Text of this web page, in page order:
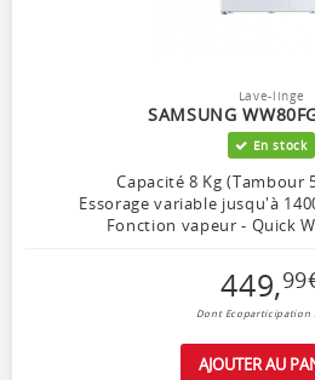
Lave-linge
SAMSUNG
En stock
Capacité 8 Kg (Tambour
Essorage variable jusqu'à
Fonction vapeur - Quick
449,99
Dont Ecoparticipation
AJOUTER AU